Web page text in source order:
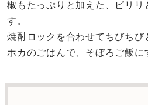
椒もたっぷりと加えた、ピリ
す。
焼酎ロックを合わせてちびち
ホカのごはんで、そぼろご飯に